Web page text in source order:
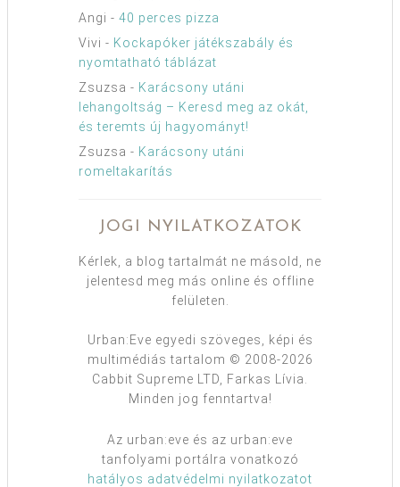
Angi - 40 perces pizza
Vivi - Kockapóker játékszabály és
nyomtatható táblázat
Zsuzsa - Karácsony utáni
lehangoltság – Keresd meg az okát,
és teremts új hagyományt!
Zsuzsa - Karácsony utáni
romeltakarítás
JOGI NYILATKOZATOK
Kérlek, a blog tartalmát ne másold, ne
jelentesd meg más online és offline
felületen.
Urban:Eve egyedi szöveges, képi és
multimédiás tartalom © 2008-2026
Cabbit Supreme LTD, Farkas Lívia.
Minden jog fenntartva!
Az urban:eve és az urban:eve
tanfolyami portálra vonatkozó
hatályos adatvédelmi nyilatkozatot